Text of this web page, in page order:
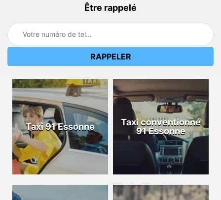
Être rappelé
Taxi 91 Essonne
Taxi conventionné
91 Essonne